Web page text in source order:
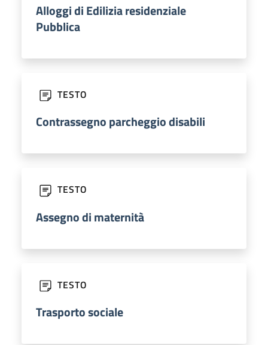
Alloggi di Edilizia residenziale
Pubblica
TESTO
Contrassegno parcheggio disabili
TESTO
Assegno di maternità
TESTO
Trasporto sociale